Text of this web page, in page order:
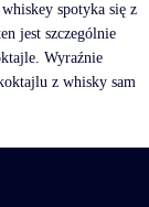
spotyka się z
jest szczególnie
Wyraźnie
z whisky sam